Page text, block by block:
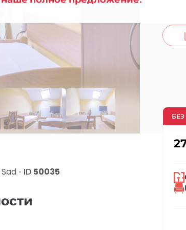
• ID 50035